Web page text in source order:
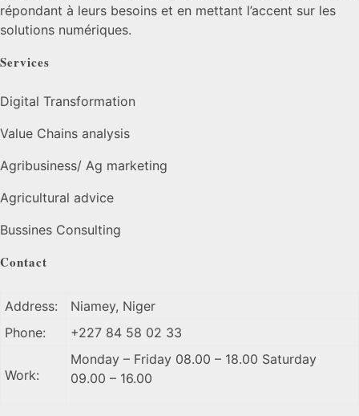
répondant à leurs besoins et en mettant l’accent sur les
solutions numériques.
Services
Digital Transformation
Value Chains analysis
Agribusiness/ Ag marketing
Agricultural advice
Bussines Consulting
Contact
Address:
Niamey, Niger
Phone:
+227 84 58 02 33
Work:
Monday – Friday 08.00 – 18.00 Saturday
09.00 – 16.00